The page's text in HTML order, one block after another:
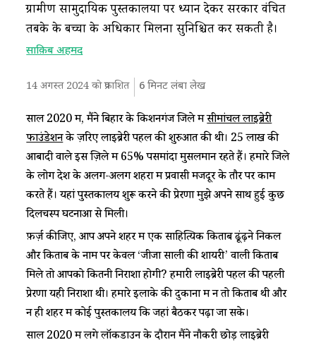
ग्रामीण सामुदायिक पुस्तकालयों पर ध्यान देकर सरकार वंचित
तबके के बच्चों के अधिकार मिलना सुनिश्चित कर सकती है।
साक़िब अहमद
14 अगस्त 2024 को प्रकाशित 6मिनट लंबा लेख
साल 2020 में, मैंने बिहार के किशनगंज जिले मेंसीमांचल लाइब्रेरी
फाउंडेशनके ज़रिए लाइब्रेरी पहल की शुरुआत की थी। 25 लाख की
आबादी वाले इस ज़िले में 65% पसमांदा मुसलमान रहते हैं। हमारे जिले
के लोग देश के अलग-अलग शहरों में प्रवासी मजदूर के तौर पर काम
करते हैं। यहां पुस्तकालय शुरू करने की प्रेरणा मुझे अपने साथ हुई कुछ
दिलचस्प घटनाओं से मिली।
फ़र्ज़ कीजिए, आप अपने शहर में एक साहित्यिक किताब ढूंढ़ने निकलें
और किताब के नाम पर केवल ‘जीजा साली की शायरी’ वाली किताब
मिले तो आपको कितनी निराशा होगी? हमारी लाइब्रेरी पहल की पहली
प्रेरणा यही निराशा थी। हमारे इलाके की दुकानों में न तो किताबें थी और
न ही शहर में कोई पुस्तकालय कि जहां बैठकर पढ़ा जा सके।
साल 2020 में लगे लॉकडाउन के दौरान मैंने नौकरी छोड़ लाइब्रेरी